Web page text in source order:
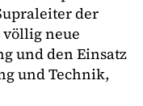
der
völlig neue
und den Einsatz
und Technik,